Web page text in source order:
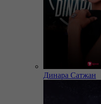
Динара Сатжан